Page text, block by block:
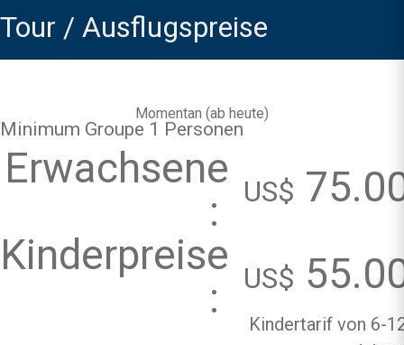
Tour / Ausflugspreise
Momentan (ab heute)
Minimum Groupe 1 Personen
Erwachsene
:
US$
Kinderpreise
:
US$
Kindertarif von 6-